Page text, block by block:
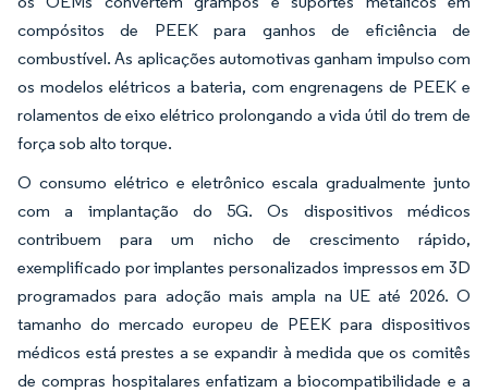
compósitos de PEEK para ganhos de eficiência de
combustível. As aplicações automotivas ganham impulso com
os modelos elétricos a bateria, com engrenagens de PEEK e
rolamentos de eixo elétrico prolongando a vida útil do trem de
força sob alto torque.
O consumo elétrico e eletrônico escala gradualmente junto
com a implantação do 5G. Os dispositivos médicos
contribuem para um nicho de crescimento rápido,
exemplificado por implantes personalizados impressos em 3D
programados para adoção mais ampla na UE até 2026. O
tamanho do mercado europeu de PEEK para dispositivos
médicos está prestes a se expandir à medida que os comitês
de compras hospitalares enfatizam a biocompatibilidade e a